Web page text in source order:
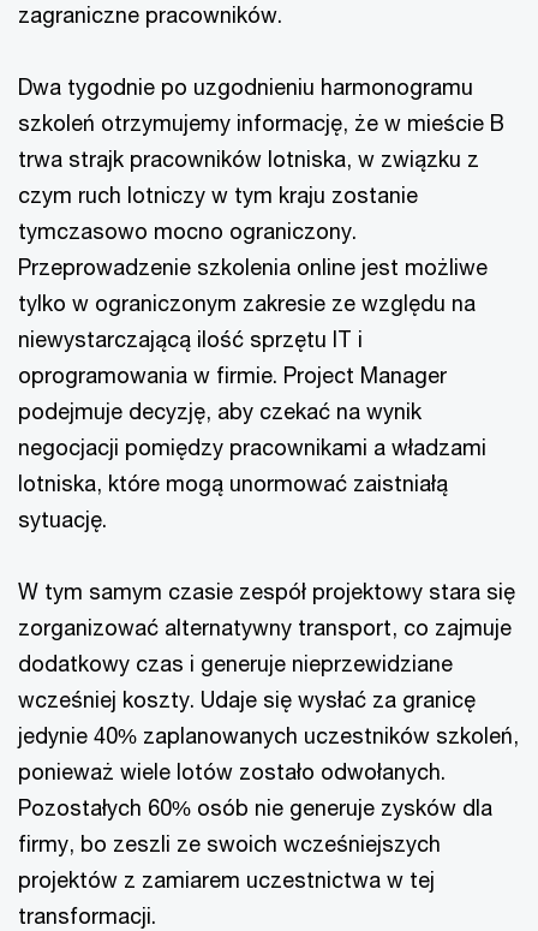
zagraniczne pracowników.
Dwa tygodnie po uzgodnieniu harmonogramu
szkoleń otrzymujemy informację, że w mieście B
trwa strajk pracowników lotniska, w związku z
czym ruch lotniczy w tym kraju zostanie
tymczasowo mocno ograniczony.
Przeprowadzenie szkolenia online jest możliwe
tylko w ograniczonym zakresie ze względu na
niewystarczającą ilość sprzętu IT i
oprogramowania w firmie. Project Manager
podejmuje decyzję, aby czekać na wynik
negocjacji pomiędzy pracownikami a władzami
lotniska, które mogą unormować zaistniałą
sytuację.
W tym samym czasie zespół projektowy stara się
zorganizować alternatywny transport, co zajmuje
dodatkowy czas i generuje nieprzewidziane
wcześniej koszty. Udaje się wysłać za granicę
jedynie 40% zaplanowanych uczestników szkoleń,
ponieważ wiele lotów zostało odwołanych.
Pozostałych 60% osób nie generuje zysków dla
firmy, bo zeszli ze swoich wcześniejszych
projektów z zamiarem uczestnictwa w tej
transformacji.